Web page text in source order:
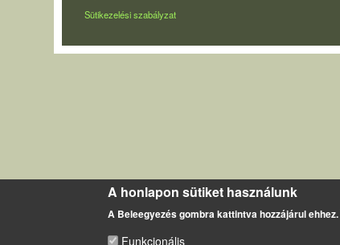
Sütikezelési szabályzat
A honlapon sütiket használunk
A Beleegyezés gombra kattintva hozzájárul ehhez.
Funkcionális